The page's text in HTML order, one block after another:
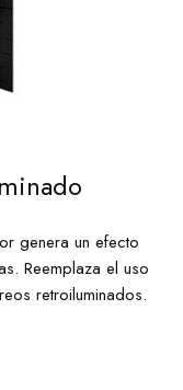
genera un efecto
Reemplaza el uso
retroiluminados.